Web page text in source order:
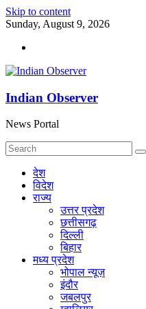
Skip to content
Sunday, August 9, 2026
Indian Observer
News Portal
देश
विदेश
राज्य
उत्तर प्रदेश
छत्तीसगढ़
दिल्ली
बिहार
मध्य प्रदेश
भोपाल न्यूज़
इंदौर
जबलपुर